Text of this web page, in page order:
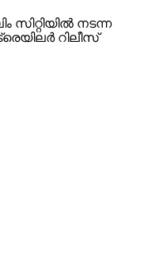
സിറ്റിയില്‍ നടന്ന
റിലീസ്